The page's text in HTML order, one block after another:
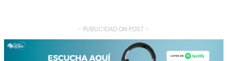
- PUBLICIDAD ON POST -